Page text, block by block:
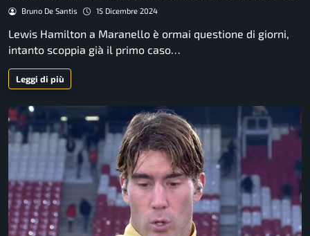
Bruno De Santis 15 Dicembre 2024
Lewis Hamilton a Maranello è ormai questione di giorni,
intanto scoppia già il primo caso…
Leggi di più